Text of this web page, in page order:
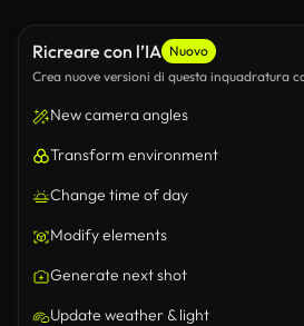
Ricreare con l’IA Nuovo
Crea nuove versioni di questa inquadratura
New camera angles
Transform environment
Change time of day
Modify elements
Generate next shot
Update weather & light